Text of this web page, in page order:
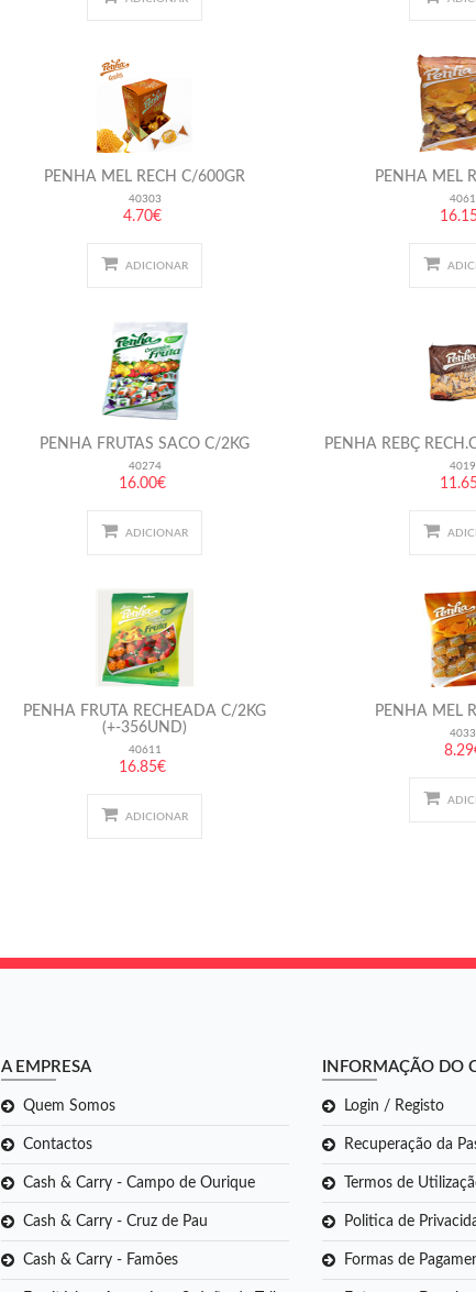
PENHA MEL RECH C/600GR
40303
4.70€
ADICIONAR
PENHA MEL
PENHA FRUTAS SACO C/2KG
40274
16.00€
ADICIONAR
PENHA REBÇ
PENHA FRUTA RECHEADA C/2KG
(+-356UND)
40611
16.85€
ADICIONAR
PENHA MEL
A EMPRESA
Quem Somos
Contactos
Cash & Carry - Campo de Ourique
Cash & Carry - Cruz de Pau
Cash & Carry - Famões
INFORMAÇÃO DO
Login / Registo
Recuperação da
Termos de
Politica de
Formas de